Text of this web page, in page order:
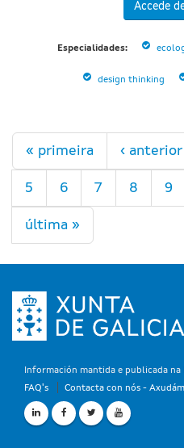
Accede
Especialidades:
design thinking
Páxinas
« primeira ‹ anterior
5 6 7 8 9
última »
Información mantida e publicada
FAQ's
Contacta con nós -